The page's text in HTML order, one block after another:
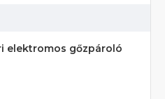
elektromos gőzpároló